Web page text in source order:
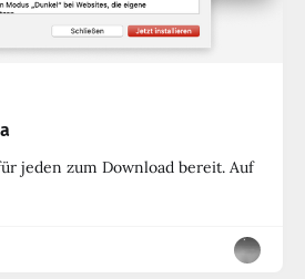
jeden zum Download bereit. Auf